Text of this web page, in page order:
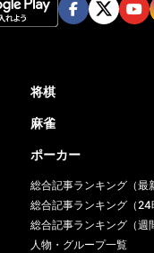
将棋
麻雀
ポーカー
総合記事ランキング（最
総合記事ランキング（24
総合記事ランキング（週
人物・グループ一覧